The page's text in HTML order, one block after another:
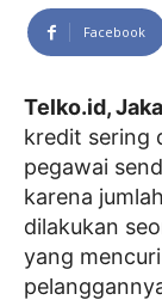
Facebook
Telko.id,
kredit sering
pegawai
karena
dilakukan
yang